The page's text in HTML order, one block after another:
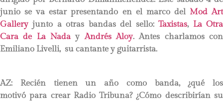
junio se va estar presentando en el marco del Mod Art
Galleryjunto a otras bandas del sello:Taxistas, La Otra
Cara de La NadayAndrés Aloy. Antes charlamos con
Emiliano Livelli, su cantante y guitarrista.
AZ: Recién tienen un año como banda, ¿qué los
motivó para crear Radio Tribuna? ¿Cómo describirían su